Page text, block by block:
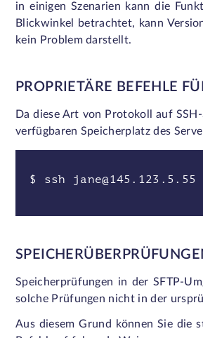
in einigen Szenarien kann die
Blickwinkel betrachtet, kann
kein Problem darstellt.
PROPRIETÄRE BEFEHLE
Da diese Art von Protokoll auf
verfügbaren Speicherplatz des
$ ssh jane@145.123.5.55
Speicherprüfungen in der SFTP-
solche Prüfungen nicht in der
Aus diesem Grund können Sie die